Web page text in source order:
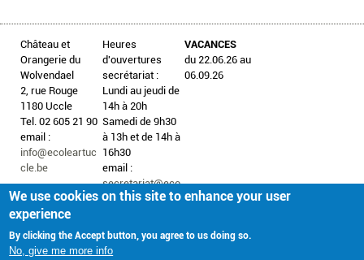
Château et
Orangerie du
Wolvendael
2, rue Rouge
1180 Uccle
Tel. 02 605 21 90
email :
info@ecoleartuc
cle.be
Heures
d'ouvertures
secrétariat :
Lundi au jeudi de
14h à 20h
Samedi de 9h30
à 13h et de 14h à
16h30
email :
secretariat@eco
leartuccle.be
VACANCES
du 22.06.26 au
06.09.26
We use cookies on this site to enhance your user
experience
By clicking the Accept button, you agree to us doing so.
No, give me more info